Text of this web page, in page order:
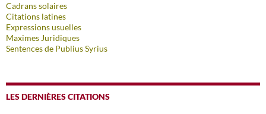
Cadrans solaires
Citations latines
Expressions usuelles
Maximes Juridiques
Sentences de Publius Syrius
LES DERNIÈRES CITATIONS